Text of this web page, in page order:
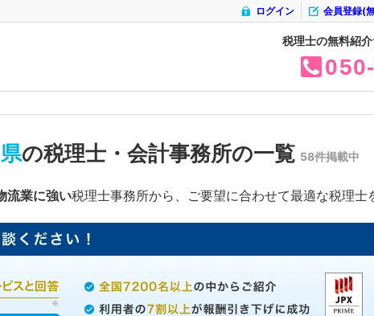
会員登録(
ログイン
税理士の無料紹
050
の税理士・会計事務所の一覧 58件掲載中
流業に強い税理士事務所から、ご要望に合わせて最適な税理士